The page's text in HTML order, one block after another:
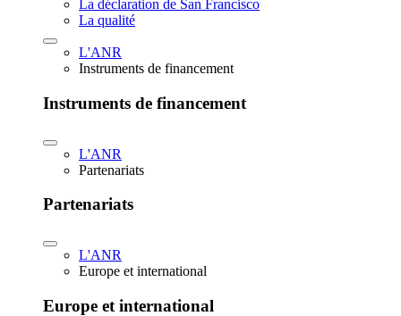
La déclaration de San Francisco
La qualité
L'ANR
Instruments de financement
Instruments de financement
L'ANR
Partenariats
Partenariats
L'ANR
Europe et international
Europe et international